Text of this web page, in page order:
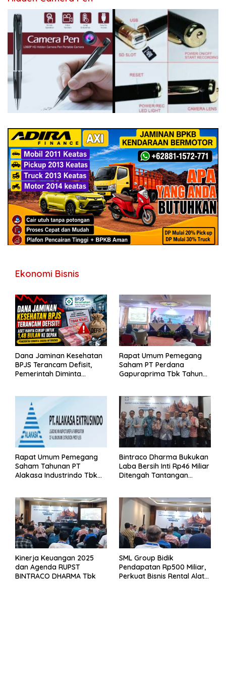
Ekonomi Bisnis
Dana Jaminan Kesehatan
BPJS Terancam Defisit,
Pemerintah Diminta
Rapat Umum Pemegang
Saham PT Perdana
Gapuraprima Tbk Tahun
Rapat Umum Pemegang
Saham Tahunan PT
Alakasa Industrindo Tbk
Bintraco Dharma Bukukan
Laba Bersih Inti Rp46 Miliar
Ditengah Tantangan
Kinerja Keuangan 2025
dan Agenda RUPST
BINTRACO DHARMA Tbk
SML Group Bidik
Pendapatan Rp500 Miliar,
Perkuat Bisnis Rental Alat